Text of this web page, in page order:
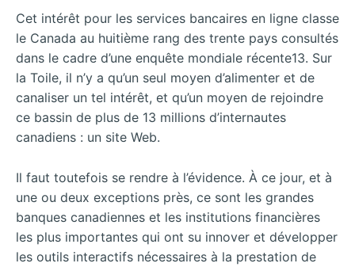
Cet intérêt pour les services bancaires en ligne classe
le Canada au huitième rang des trente pays consultés
dans le cadre d’une enquête mondiale récente13. Sur
la Toile, il n’y a qu’un seul moyen d’alimenter et de
canaliser un tel intérêt, et qu’un moyen de rejoindre
ce bassin de plus de 13 millions d’internautes
canadiens : un site Web.
Il faut toutefois se rendre à l’évidence. À ce jour, et à
une ou deux exceptions près, ce sont les grandes
banques canadiennes et les institutions financières
les plus importantes qui ont su innover et développer
les outils interactifs nécessaires à la prestation de